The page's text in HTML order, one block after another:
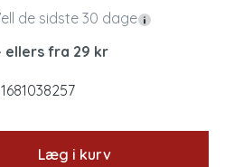
de sidste 30 dage
fra 29 kr
Læg i kurv